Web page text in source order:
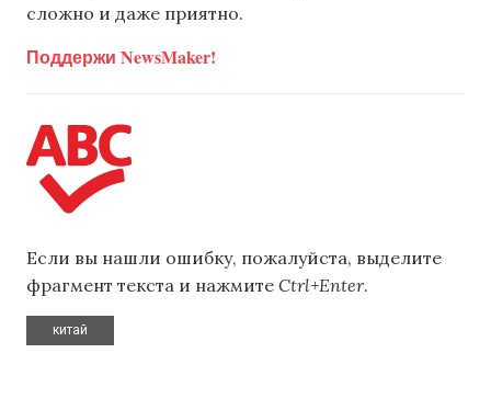
сложно и даже приятно.
Поддержи NewsMaker!
Если вы нашли ошибку, пожалуйста, выделите
фрагмент текста и нажмите Ctrl+Enter.
китай